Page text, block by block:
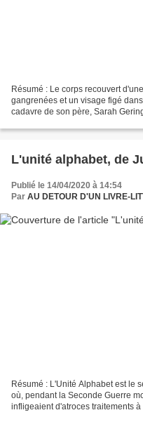
Résumé : Le corps recouvert
gangrenées et un visage figé
cadavre de son père, Sarah
L'unité alphabet, de
Publié le 14/04/2020 à 14:54
Par AU DETOUR D'UN LIVRE-
Résumé : L'Unité Alphabet est le
où, pendant la Seconde Guerre
infligeaient d'atroces traitements